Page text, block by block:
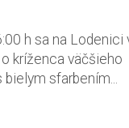
h sa na Lodenici
kríženca väčšieho
sfarbením...